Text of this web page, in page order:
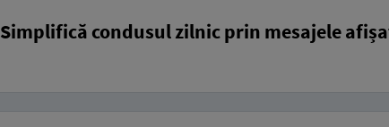
Simplifică condusul zilnic prin mesajele